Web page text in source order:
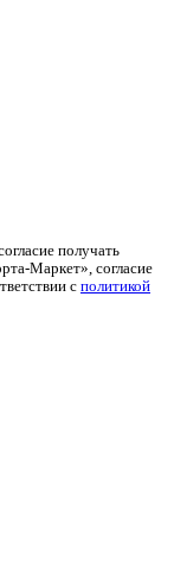
получать
Маркет», согласие
с политикой